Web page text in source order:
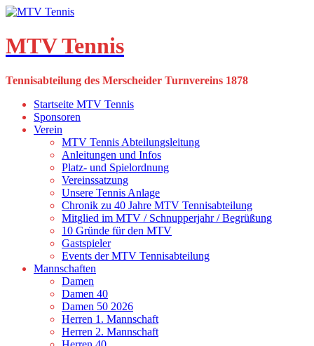
Skip
content
MTV Tennis
Tennisabteilung des Merscheider Turnvereins 1878
Startseite MTV Tennis
Sponsoren
Verein
MTV Tennis Abteilungsleitung
Anleitungen und Infos
Platz- und Spielordnung
Vereinssatzung
Unsere Tennis Anlage
Chronik zu 40 Jahre MTV Tennisabteilung
Mitglied im MTV / Schnupperjahr / Begrüßung
10 Gründe für den MTV
Gastspieler
Events der MTV Tennisabteilung
Mannschaften
Damen
Damen 40
Damen 50 2026
Herren 1. Mannschaft
Herren 2. Mannschaft